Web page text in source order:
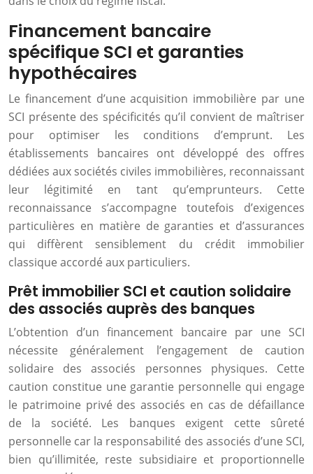
Financement bancaire
spécifique SCI et garanties
hypothécaires
Le financement d’une acquisition immobilière par une
SCI présente des spécificités qu’il convient de maîtriser
pour optimiser les conditions d’emprunt. Les
établissements bancaires ont développé des offres
dédiées aux sociétés civiles immobilières, reconnaissant
leur légitimité en tant qu’emprunteurs. Cette
reconnaissance s’accompagne toutefois d’exigences
particulières en matière de garanties et d’assurances
qui diffèrent sensiblement du crédit immobilier
classique accordé aux particuliers.
Prêt immobilier SCI et caution solidaire
des associés auprès des banques
L’obtention d’un financement bancaire par une SCI
nécessite généralement l’engagement de caution
solidaire des associés personnes physiques. Cette
caution constitue une garantie personnelle qui engage
le patrimoine privé des associés en cas de défaillance
de la société. Les banques exigent cette sûreté
personnelle car la responsabilité des associés d’une SCI,
bien qu’illimitée, reste subsidiaire et proportionnelle